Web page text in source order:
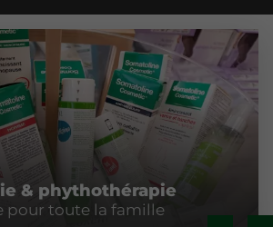
& phythothérapie
pour toute la famille